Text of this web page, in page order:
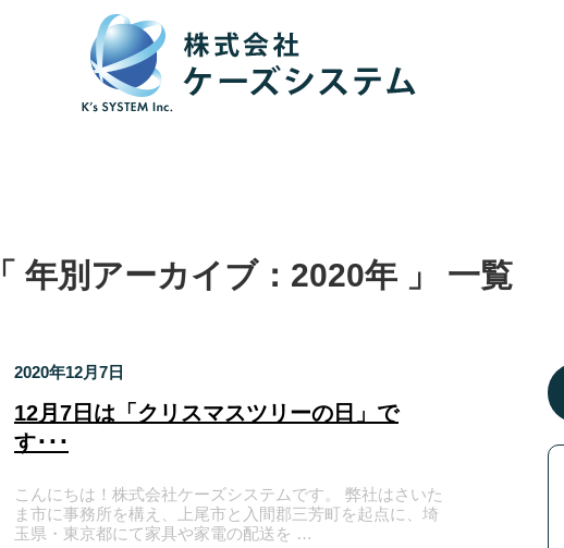
「 年別アーカイブ：2020年 」 一覧
2020年12月7日
12月7日は「クリスマスツリーの日」で
す･･･
こんにちは！株式会社ケーズシステムです。 弊社はさいた
ま市に事務所を構え、上尾市と入間郡三芳町を起点に、埼
玉県・東京都にて家具や家電の配送を …